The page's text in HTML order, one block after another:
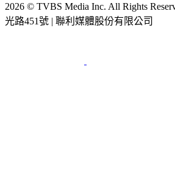
2026 © TVBS Media Inc. All Rights
光路451號 | 聯利媒體股份有限公司